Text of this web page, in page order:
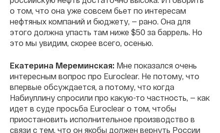
о том, что она уже совсем бьет по интересам
нефтяных компаний и бюджету, — рано. Она для
этого должна упасть там ниже $50 за баррель. Но
это мы увидим, скорее всего, осенью.
Екатерина Мереминская: Мне показался очень
интересным вопрос про Euroclear. Не потому, что
впервые обсуждается, а потому, что когда
Набиуллину спросили про какую-то частность, — как
идет в суде просьба Euroclear о том, чтобы
приостановить исполнительное производство в
связи с тем, что он якобы должен вернуть России